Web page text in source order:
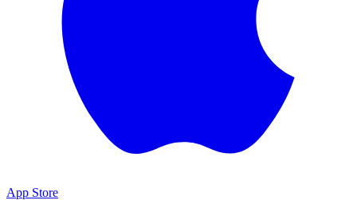
App Store